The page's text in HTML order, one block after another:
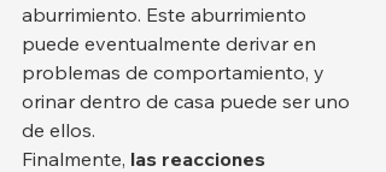
aburrimiento. Este aburrimiento
puede eventualmente derivar en
problemas de comportamiento, y
orinar dentro de casa puede ser uno
de ellos.
Finalmente, las reacciones